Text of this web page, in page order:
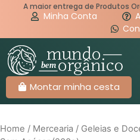
A maior entrega de Produtos
Minha Conta
Montar minha cesta
Home / Mercearia / Geleias e